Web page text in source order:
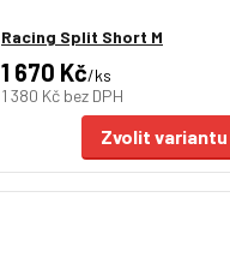
Racing Split Short M
1 670 Kč/ks
1 380 Kč bez DPH
Zvolit variantu